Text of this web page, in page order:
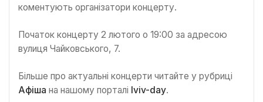
коментують організатори концерту.
Початок концерту 2 лютого о 19:00 за адресою
вулиця Чайковського, 7.
Більше про актуальні концерти читайте у рубриці
Афіша на нашому порталі lviv-day.